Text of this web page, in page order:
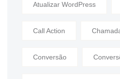
Atualizar WordPress
Call Action
Conversão